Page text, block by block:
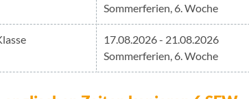
Sommerferien, 6. Woche
17.08.2026 - 21.08.2026
Sommerferien, 6. Woche